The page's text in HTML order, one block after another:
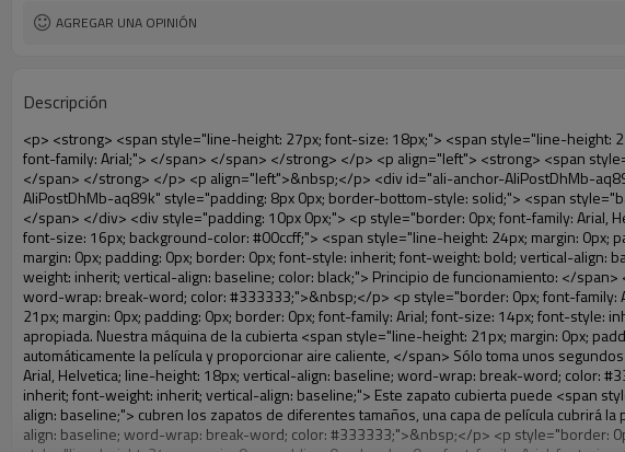
AGREGAR UNA OPINIÓN
Descripción
<p> <strong> <span style="line-height: 27px; font-size: 18px;"> <span style="line-height: 27px; font-family: Arial;"> Nombre del producto: salas blancas cubiertas del zapato </span> <span style="line-height: 27px; font-family: Arial;"> </span> </span> </strong> </p> <p align="left"> <strong> <span style="line-height: 27px; font-size: 18px;"> <span style="line-height: 27px; font-family: Arial;"> Modelo no.: 28-1000 </span> </span> </strong> </p> <p align="left">&nbsp;</p> <div id="ali-anchor-AliPostDhMb-aq89k" style="padding-top: 8px;" data-section="AliPostDhMb-aq89k" data-section-title="Product Description"> <div id="ali-title-AliPostDhMb-aq89k" style="padding: 8px 0px; border-bottom-style: solid;"> <span style="background-color: #ddd; color: #333; font-weight: bold; padding: 8px 10px; line-height: 12px;"> Descripción del producto </span> </div> <div style="padding: 10px 0px;"> <p style="border: 0px; font-family: Arial, Helvetica; line-height: 18px; vertical-align: baseline; word-wrap: break-word; color: #333333;"> <span style="line-height: 24px; font-size: 16px; background-color: #00ccff;"> <span style="line-height: 24px; margin: 0px; padding: 0px; border: 0px; font-style: inherit; font-weight: inherit; vertical-align: baseline;"> <span style="line-height: 24px; margin: 0px; padding: 0px; border: 0px; font-style: inherit; font-weight: bold; vertical-align: baseline;"> <span style="line-height: 24px; margin: 0px; padding: 0px; border: 0px; font-family: Arial; font-style: inherit; font-weight: inherit; vertical-align: baseline; color: black;"> Principio de funcionamiento: </span> </span> </span> </span> </p> <p style="border: 0px; font-family: Arial, Helvetica; line-height: 18px; vertical-align: baseline; word-wrap: break-word; color: #333333;">&nbsp;</p> <p style="border: 0px; font-family: Arial, Helvetica; line-height: 18px; vertical-align: baseline; word-wrap: break-word; color: #333333;"><span style="line-height: 21px; margin: 0px; padding: 0px; border: 0px; font-family: Arial; font-size: 14px; font-style: inherit; font-weight: inherit; vertical-align: baseline;"> Utilizar el principio de que la película retráctil se reducirá a la temperatura apropiada. Nuestra máquina de la cubierta <span style="line-height: 21px; margin: 0px; padding: 0px; border: 0px; font-size: inherit; font-style: inherit; font-weight: inherit; vertical-align: baseline;"> salidas y corta automáticamente la película y proporcionar aire caliente, </span> Sólo toma unos segundos para dejar la película volverá cubierta del zapato y cubierta tuyo zapatos. </span></p> <p style="border: 0px; font-family: Arial, Helvetica; line-height: 18px; vertical-align: baseline; word-wrap: break-word; color: #333333;"> <span style="line-height: 21px; margin: 0px; padding: 0px; border: 0px; font-family: Arial; font-size: 14px; font-style: inherit; font-weight: inherit; vertical-align: baseline;"> Este zapato cubierta puede <span style="line-height: 21px; margin: 0px; padding: 0px; border: 0px; font-size: inherit; font-style: inherit; font-weight: inherit; vertical-align: baseline;"> cubren los zapatos de diferentes tamaños, una capa de película cubrirá la parte inferior del zapato. </span> </span> </p> <p style="border: 0px; font-family: Arial, Helvetica; line-height: 18px; vertical-align: baseline; word-wrap: break-word; color: #333333;">&nbsp;</p> <p style="border: 0px; font-family: Arial, Helvetica; line-height: 18px; vertical-align: baseline; word-wrap: break-word; color: #333333;"> <span style="line-height: 24px; margin: 0px; padding: 0px; border: 0px; font-family: Arial; font-size: 16px; font-style: inherit; font-weight: inherit; vertical-align: baseline; background-color: #00ccff;"> <span style="line-height: 24px; margin: 0px; padding: 0px; border: 0px; font-style: inherit; font-weight: inherit; vertical-align: baseline; color: black;"> <span style="line-height: 24px; margin: 0px; padding: 0px; border: 0px; font-style: inherit; font-weight: bold; vertical-align: baseline;"> Ventaja: </span> </span> </span> </p> <p style="border: 0px; font-family: Arial,